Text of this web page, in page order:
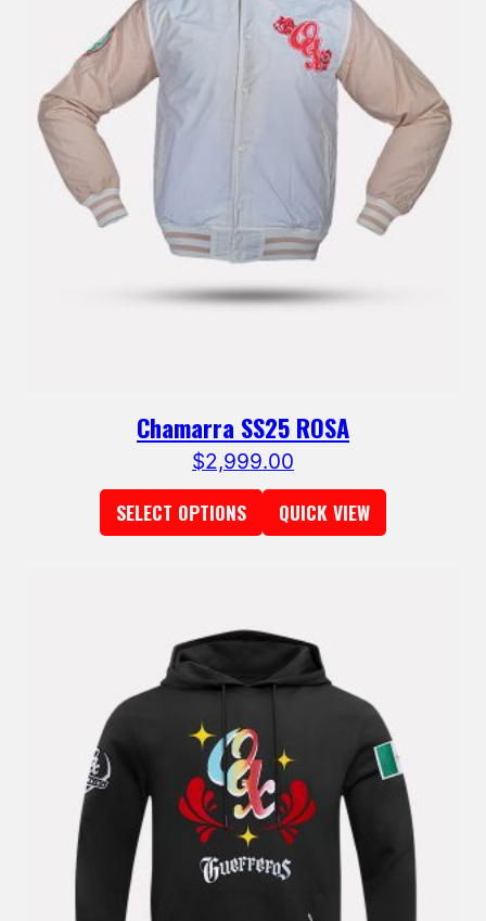
Chamarra SS25 ROSA
$2,999.00
SELECT OPTIONS QUICK VIEW